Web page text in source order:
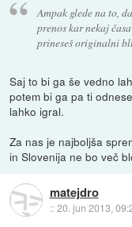
Ampak glede na to,
prenos kar nekaj
prineseš originalni
Saj to bi ga še vedno
potem bi ga pa ti
lahko igral.
Za nas je najboljša
in Slovenija ne bo več
matejdro
::20. jun 2013,